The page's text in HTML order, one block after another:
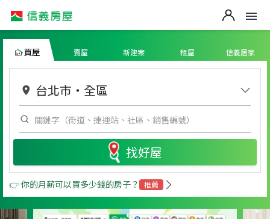
買屋 賣屋 新建案 租屋 信義居家
台北市 ・ 全區
找好屋
👉 你的月薪可以買多少錢的房子？ 推薦